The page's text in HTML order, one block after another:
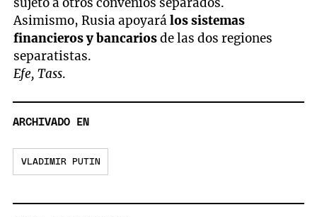
Asimismo, Rusia apoyarálos sistemas
financieros y bancariosde las dos regiones
separatistas.
Efe, Tass.
ARCHIVADO EN
VLADIMIR PUTIN